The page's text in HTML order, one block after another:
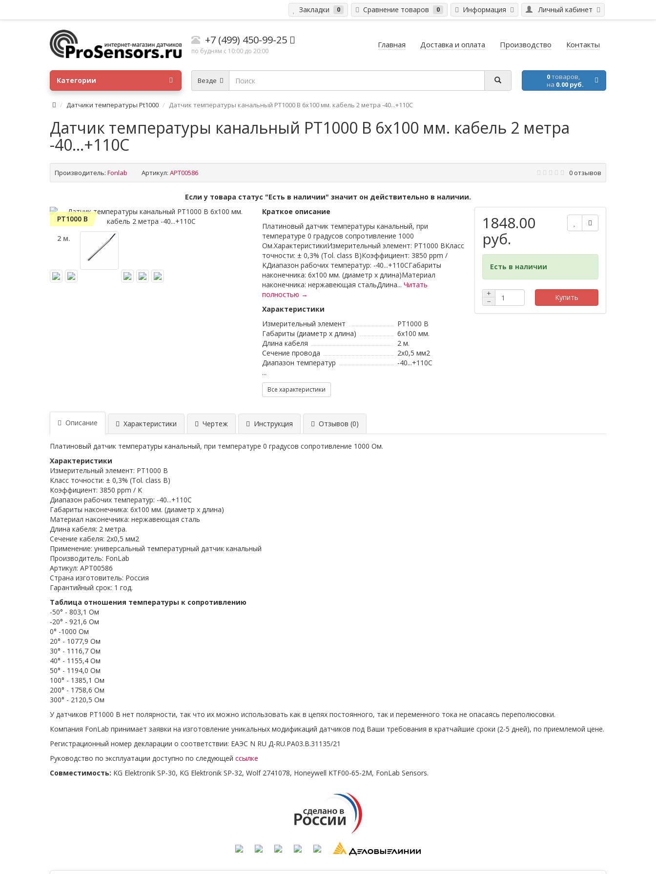
Личный кабинет
Информация
Закладки 0 Сравнение товаров 0
+7 (499) 450-99-25
по будням с 10:00 до 20:00
Главная Доставка и оплата Производство Контакты
Везде 0товаров,
на 0.00 руб.
Категории
Датчики температуры Pt1000 Датчик температуры канальный PT1000 B 6x100 мм. кабель 2 метра -40...+110C
Датчик температуры канальный PT1000 B 6x100 мм. кабель 2 метра
-40...+110C
Производитель: Fonlab Артикул: APT00586 0 отзывов
Если у товара статус "Есть в наличии" значит он действительно в наличии.
PT1000 B
2 м.
Краткое описание
Платиновый датчик температуры канальный, при
температуре 0 градусов сопротивление 1000
Ом.ХарактеристикиИзмерительный элемент: PT1000 BКласс
точности: ± 0,3% (Tol. class B)Коэффициент: 3850 ppm /
KДиапазон рабочих температур: -40...+110CГабариты
наконечника: 6x100 мм. (диаметр х длина)Материал
наконечника: нержавеющая стальДлина... Читать
полностью →
Характеристики
Измерительный элемент
PT1000 B
Габариты (диаметр х длина)
6x100 мм.
Длина кабеля
2 м.
Сечение провода
2x0,5 мм2
Диапазон температур
-40...+110C
...
Все характеристики
1848.00
руб.
Есть в наличии
+
−
Купить
Описание Характеристики Чертеж Инструкция Отзывов (0)
Платиновый датчик температуры канальный, при температуре 0 градусов сопротивление 1000 Ом.
Характеристики
Измерительный элемент: PT1000 B
Класс точности: ± 0,3% (Tol. class B)
Коэффициент: 3850 ppm / K
Диапазон рабочих температур: -40...+110C
Габариты наконечника: 6x100 мм. (диаметр х длина)
Материал наконечника: нержавеющая сталь
Длина кабеля: 2 метра.
Сечение кабеля: 2x0,5 мм2
Применение: универсальный температурный датчик канальный
Производитель: FonLab
Артикул: APT00586
Страна изготовитель: Россия
Гарантийный срок: 1 год.
Таблица отношения температуры к сопротивлению
-50° - 803,1 Ом
-20° - 921,6 Ом
0° -1000 Ом
20° - 1077,9 Ом
30° - 1116,7 Ом
40° - 1155,4 Ом
50° - 1194,0 Ом
100° - 1385,1 Ом
200° - 1758,6 Ом
300° - 2120,5 Ом
У датчиков PT1000 B нет полярности, так что их можно использовать как в цепях постоянного, так и переменного тока не опасаясь переполюсовки.
Компания FonLab принимает заявки на изготовление уникальных модификаций датчиков под Ваши требования в кратчайшие сроки (2-5 дней), по приемлемой цене.
Регистрационный номер декларации о соответствии: ЕАЭС N RU Д-RU.РА03.В.31135/21
Руководство по эксплуатации доступно по следующей ссылке
Совместимость: KG Elektronik SP-30, KG Elektronik SP-32, Wolf 2741078, Honeywell KTF00-65-2M, FonLab Sensors.